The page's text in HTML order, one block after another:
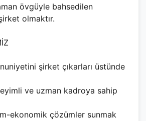
övgüyle bahsedilen
olmaktır.
şirket çıkarları üstünde
ve uzman kadroya sahip
ekonomik çözümler sunmak